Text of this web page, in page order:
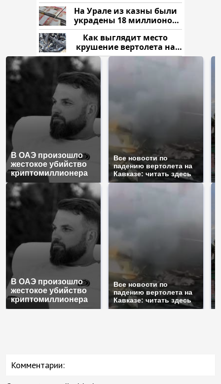
На Урале из казны были
украдены 18 миллионов
рублей
Как выглядит место
крушение вертолета на
Кавказе: смотреть
В ОАЭ произошло
жестокое убийство
криптомиллионера
Все новости по
падению вертолета на
Кавказе: читать здесь
В ОАЭ произошло
жестокое убийство
криптомиллионера
Все новости по
падению вертолета на
Кавказе: читать здесь
Комментарии: